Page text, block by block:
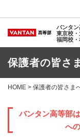
バンタ
東京校・
福岡校
保護者の皆さ
HOME > 保護者の皆さま
バンタン高等部は
へ